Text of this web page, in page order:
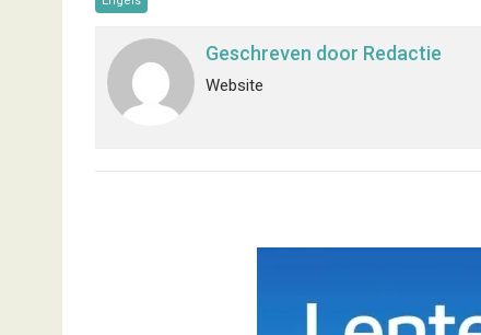
Geschreven door Redactie
Website